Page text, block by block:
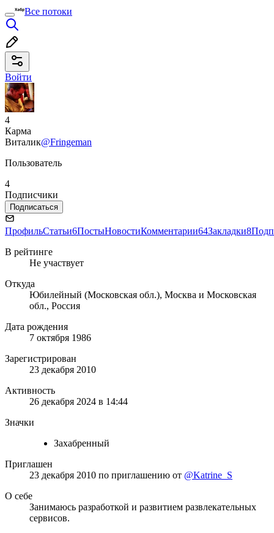
Все потоки
Войти
4
Карма
Виталик@Fringeman
Пользователь
4
Подписчики
Подписаться
ПрофильСтатьи6ПостыНовостиКомментарии64Закладки8
В рейтинге
Не участвует
Откуда
Юбилейный (Московская обл.), Москва и Московская
обл., Россия
Дата рождения
7 октября 1986
Зарегистрирован
23 декабря 2010
Активность
26 декабря 2024 в 14:44
Значки
Захабренный
Приглашен
23 декабря 2010 по приглашению от @Katrine_S
О себе
Занимаюсь разработкой и развитием развлекательных
сервисов.